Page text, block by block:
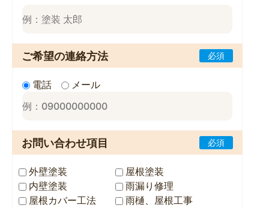
ご希望の連絡方法 必須
電話 メール
お問い合わせ項目 必須
外壁塗装
屋根塗装
内壁塗装
雨漏り修理
屋根カバー工法
雨樋、屋根工事